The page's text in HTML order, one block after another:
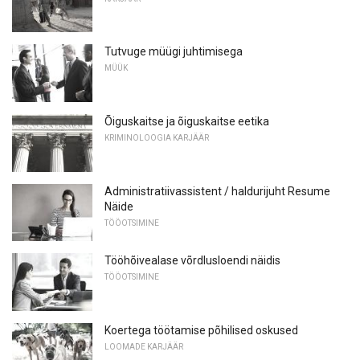
Tutvuge müügi juhtimisega
MÜÜK
Õiguskaitse ja õiguskaitse eetika
KRIMINOLOOGIA KARJÄÄR
Administratiivassistent / haldurijuht Resume
Näide
TÖÖOTSIMINE
Tööhõivealase võrdlusloendi näidis
TÖÖOTSIMINE
Koertega töötamise põhilised oskused
LOOMADE KARJÄÄR